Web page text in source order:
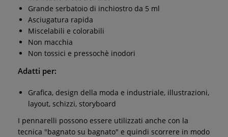
Grande serbatoio di inchiostro da 5 ml
Asciugatura rapida
Miscelabili e colorabili
Non macchia
Non tossici e pressochè inodori
Adatti per:
Grafica, design della moda e industriale, illustrazioni,
layout, schizzi, storyboard
I pennarelli possono essere utilizzati anche con la
tecnica "bagnato su bagnato" e quindi scorrere in modo